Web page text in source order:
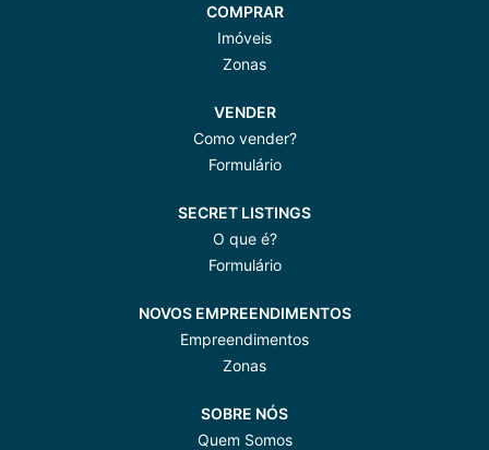
COMPRAR
Imóveis
Zonas
VENDER
Como vender?
Formulário
SECRET LISTINGS
O que é?
Formulário
NOVOS EMPREENDIMENTOS
Empreendimentos
Zonas
SOBRE NÓS
Quem Somos